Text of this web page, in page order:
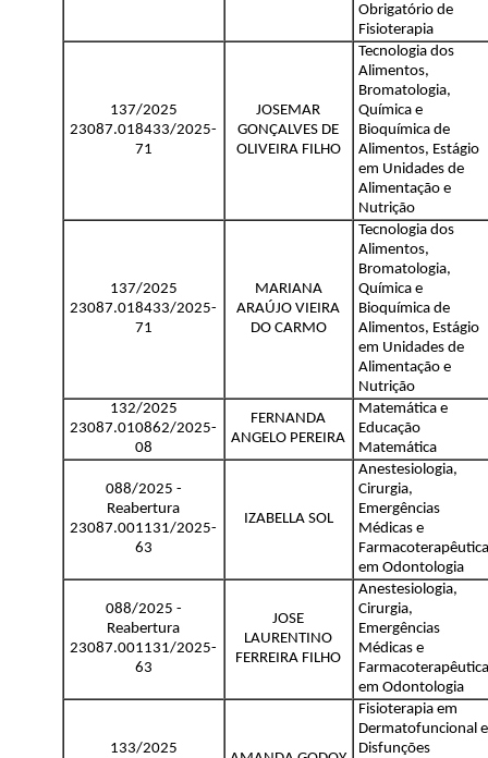
Obrigatório de
Fisioterapia
137/2025
23087.018433/2025-
71
JOSEMAR
GONÇALVES DE
OLIVEIRA FILHO
Tecnologia dos
Alimentos,
Bromatologia,
Química e
Bioquímica de
Alimentos, Estágio
em Unidades de
Alimentação e
Nutrição
137/2025
23087.018433/2025-
71
MARIANA
ARAÚJO VIEIRA
DO CARMO
Tecnologia dos
Alimentos,
Bromatologia,
Química e
Bioquímica de
Alimentos, Estágio
em Unidades de
Alimentação e
Nutrição
132/2025
23087.010862/2025-
08
FERNANDA
ANGELO PEREIRA
Matemática e
Educação
Matemática
088/2025 -
Reabertura
23087.001131/2025-
63
IZABELLA SOL
Anestesiologia,
Cirurgia,
Emergências
Médicas e
Farmacoterapêutica
em Odontologia
088/2025 -
Reabertura
23087.001131/2025-
63
JOSE
LAURENTINO
FERREIRA FILHO
Anestesiologia,
Cirurgia,
Emergências
Médicas e
Farmacoterapêutica
em Odontologia
133/2025
Fisioterapia em
Dermatofuncional e
Disfunções